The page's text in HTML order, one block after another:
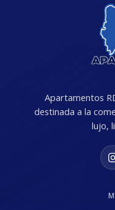
Apartamentos
destinada a la
lujo,